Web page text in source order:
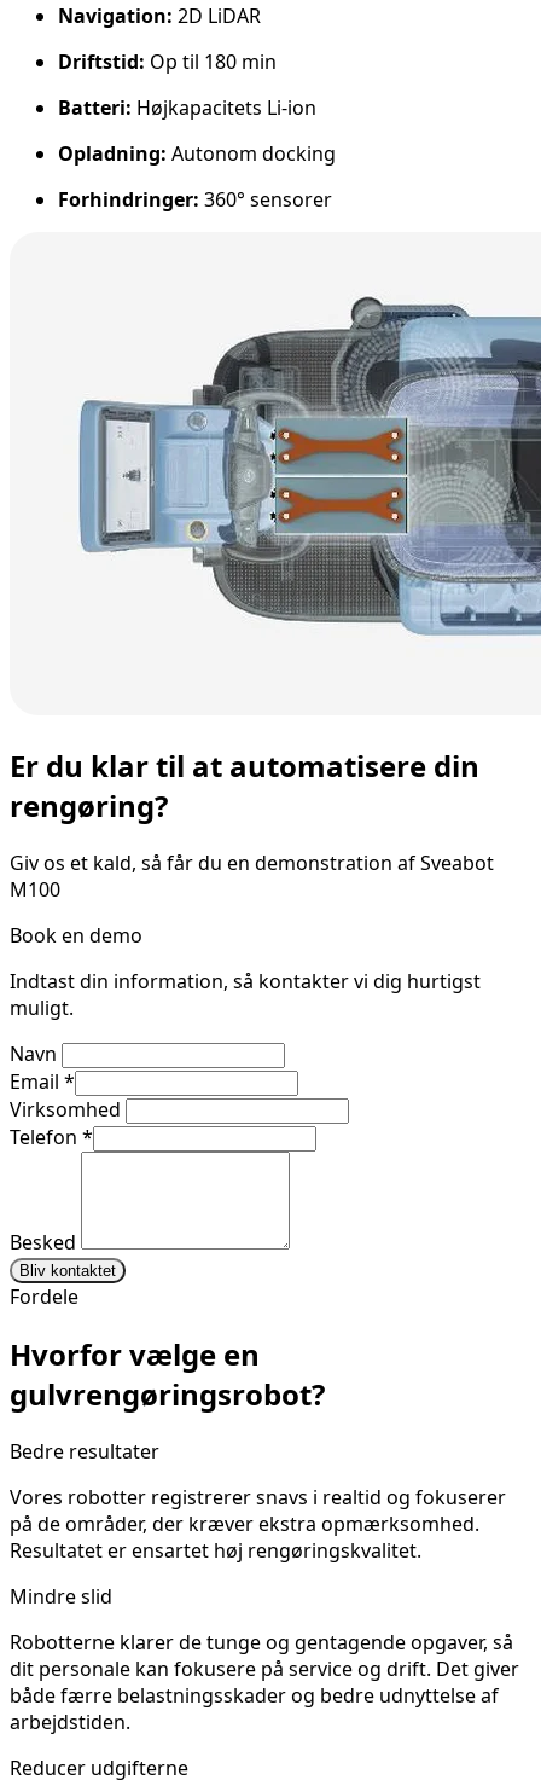
Navigation: 2D LiDAR
Driftstid: Op til 180 min
Batteri: Højkapacitets Li-ion
Opladning: Autonom docking
Forhindringer: 360° sensorer
Er du klar til at automatisere din
rengøring?
Giv os et kald, så får du en demonstration af Sveabot
M100
Book en demo
Indtast din information, så kontakter vi dig hurtigst
muligt.
Navn
Email *
Virksomhed
Telefon *
Besked
Bliv kontaktet
Fordele
Hvorfor vælge en
gulvrengøringsrobot?
Bedre resultater
Vores robotter registrerer snavs i realtid og fokuserer
på de områder, der kræver ekstra opmærksomhed.
Resultatet er ensartet høj rengøringskvalitet.
Mindre slid
Robotterne klarer de tunge og gentagende opgaver, så
dit personale kan fokusere på service og drift. Det giver
både færre belastningsskader og bedre udnyttelse af
arbejdstiden.
Reducer udgifterne